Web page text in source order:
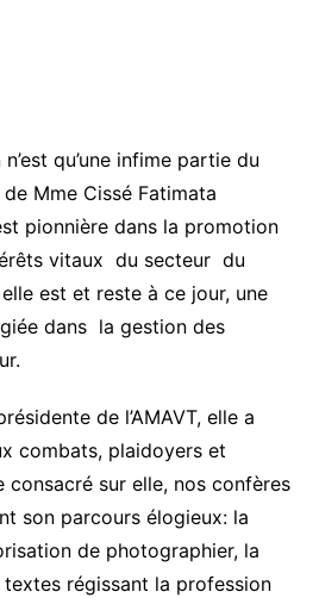
qu’une infime partie du
Mme Cissé Fatimata
pionnière dans la promotion
vitaux du secteur du
est et reste à ce jour, une
dans la gestion des
de l’AMAVT, elle a
combats, plaidoyers et
consacré sur elle, nos confères
son parcours élogieux: la
de photographier, la
régissant la profession